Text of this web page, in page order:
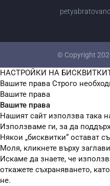
© Copyright
НАСТРОЙКИ НА
Вашите права Строго
Вашите права
Вашите права
Нашият сайт използва така
Използваме ги, за да
Някои „бисквитки“ остават
Моля, кликнете върху
Искаме да знаете, че
откажете съхраняването,
не.